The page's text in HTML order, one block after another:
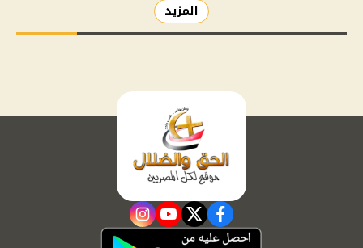
المزيد
facebook
twitter
youtube
instagram